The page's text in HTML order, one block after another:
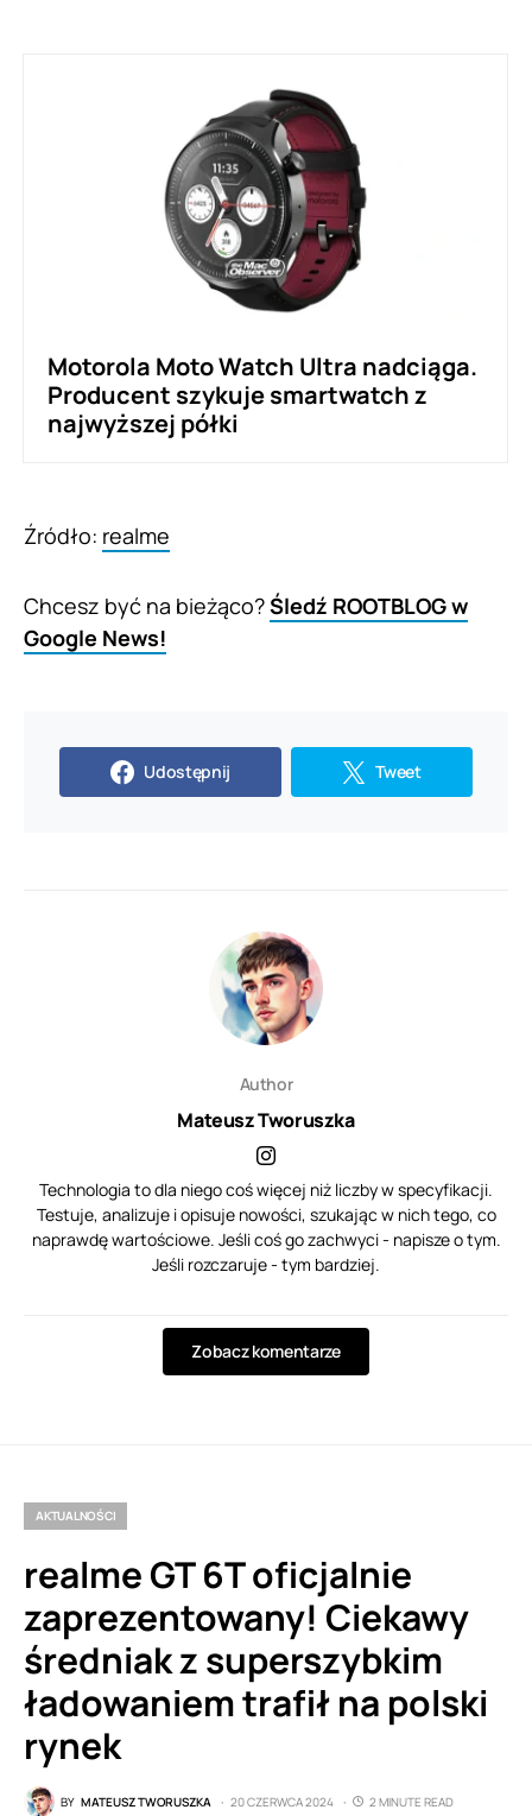
Motorola Moto Watch Ultra nadciąga.
Producent szykuje smartwatch z
najwyższej półki
Źródło: realme
Chcesz być na bieżąco?Śledź ROOTBLOG w
Google News!
Udostępnij Tweet
Author
Mateusz Tworuszka
Technologia to dla niego coś więcej niż liczby w specyfikacji.
Testuje, analizuje i opisuje nowości, szukając w nich tego, co
naprawdę wartościowe. Jeśli coś go zachwyci - napisze o tym.
Jeśli rozczaruje - tym bardziej.
Zobacz komentarze
AKTUALNOŚCI
realme GT 6T oficjalnie
zaprezentowany! Ciekawy
średniak z superszybkim
ładowaniem trafił na polski
rynek
BY MATEUSZ TWORUSZKA 20 CZERWCA 2024
2 MINUTE READ